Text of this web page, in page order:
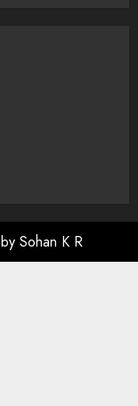
by Sohan K R